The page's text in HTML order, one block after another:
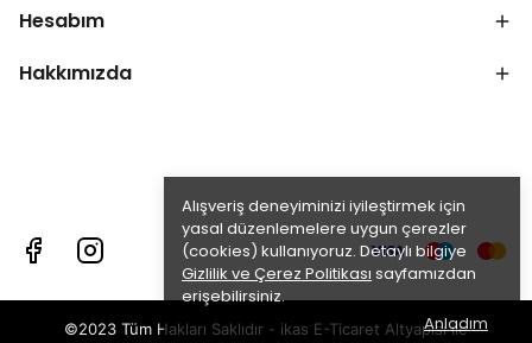
Alışveriş deneyiminizi iyileştirmek için
yasal düzenlemelere uygun çerezler
(cookies) kullanıyoruz. Detaylı bilgiye
Gizlilik ve Çerez Politikası sayfamızdan
erişebilirsiniz.
Anladım
Hesabım
Hakkımızda
©2023 Tüm Hakları Saklıdır - ikas E-Ticaret Altyapısı ile